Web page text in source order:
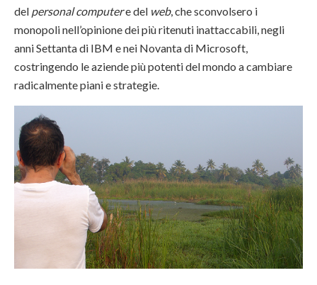
del personal computere del web, che sconvolsero i
monopoli nell’opinione dei più ritenuti inattaccabili, negli
anni Settanta di IBM e nei Novanta di Microsoft,
costringendo le aziende più potenti del mondo a cambiare
radicalmente piani e strategie.